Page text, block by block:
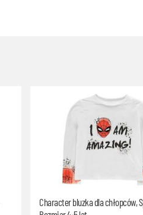
Character bluzka dla chłopców,